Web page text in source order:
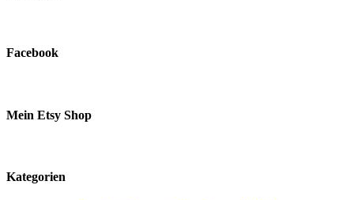
Facebook
Mein Etsy Shop
Kategorien